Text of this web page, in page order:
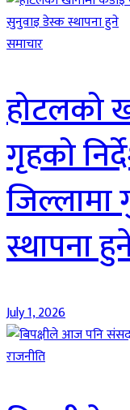
समाचार
होटलको
गृहको
स्थापना
July 1, 2026
राजनीति